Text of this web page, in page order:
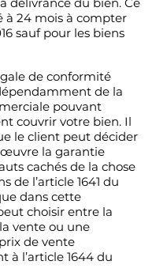
à 24 mois à compter
sauf pour les biens
de conformité
de la
pouvant
couvrir votre bien. Il
le client peut décider
la garantie
cachés de la chose
de l’article 1641 du
dans cette
choisir entre la
vente ou une
de vente
à l’article 1644 du